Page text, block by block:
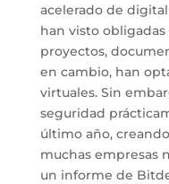
acelerado de
han visto obligadas
proyectos,
en cambio, han
virtuales. Sin
seguridad
último año,
muchas empresas
un informe de